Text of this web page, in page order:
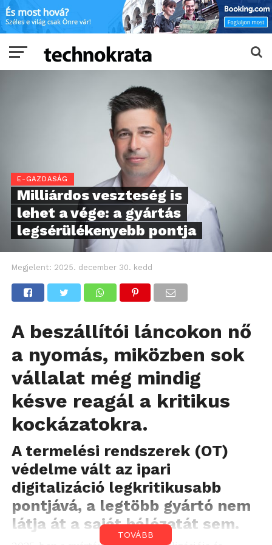
E-GAZDASÁG
Milliárdos veszteség is
lehet a vége: a gyártás
legsérülékenyebb pontja
Megjelent: 2025. december 30. kedd
A beszállítói láncokon nő
a nyomás, miközben sok
vállalat még mindig
késve reagál a kritikus
kockázatokra.
A termelési rendszerek (OT)
védelme vált az ipari
digitalizáció legkritikusabb
pontjává, a legtöbb gyártó nem
látja át a saját hálózatát sem.
TOVÁBB